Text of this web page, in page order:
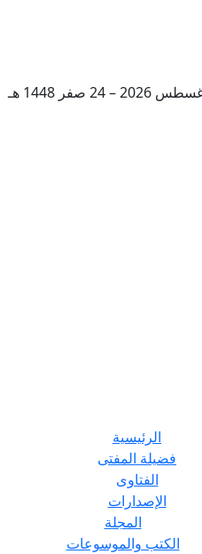
الرئيسية
فضيلة المفتى
الفتاوى
الإصدارات
المجلة
الكتب والموسوعات